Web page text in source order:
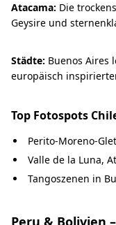
Atacama: Die
Geysire und
Städte: Buenos Aires
europäisch
Top Fotospots
Perito-Moreno-
Valle de la Luna,
Tangoszenen in